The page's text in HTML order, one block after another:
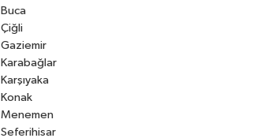
Buca
Çiğli
Gaziemir
Karabağlar
Karşıyaka
Konak
Menemen
Seferihisar